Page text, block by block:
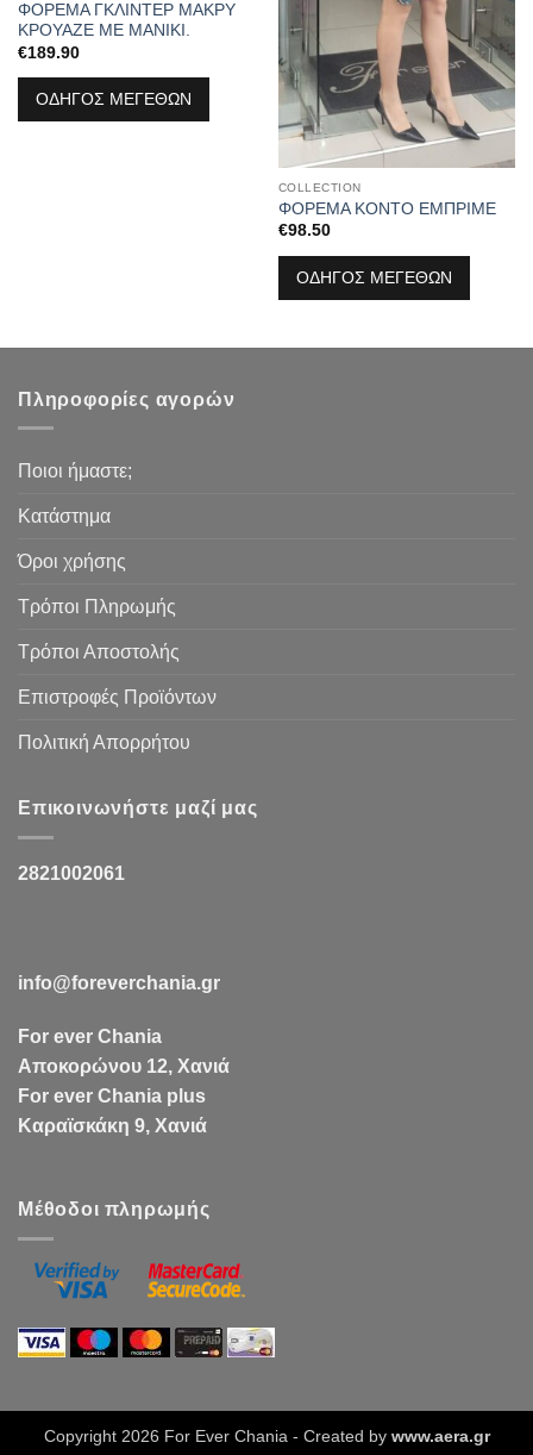
ΦΟΡΕΜΑ ΓΚΛΙΝΤΕΡ ΜΑΚΡΥ
ΚΡΟΥΑΖΕ ΜΕ ΜΑΝΙΚΙ.
€189.90
ΟΔΗΓΟΣ ΜΕΓΕΘΩΝ
COLLECTION
ΦΟΡΕΜΑ ΚΟΝΤΟ ΕΜΠΡΙΜΕ
€98.50
ΟΔΗΓΟΣ ΜΕΓΕΘΩΝ
Πληροφορίες αγορών
Ποιοι ήμαστε;
Κατάστημα
Όροι χρήσης
Τρόποι Πληρωμής
Τρόποι Αποστολής
Επιστροφές Προϊόντων
Πολιτική Απορρήτου
Επικοινωνήστε μαζί μας
2821002061
info@foreverchania.gr
For ever Chania
Αποκορώνου 12, Χανιά
For ever Chania plus
Καραϊσκάκη 9, Χανιά
Μέθοδοι πληρωμής
Copyright 2026 For Ever Chania - Created by www.aera.gr